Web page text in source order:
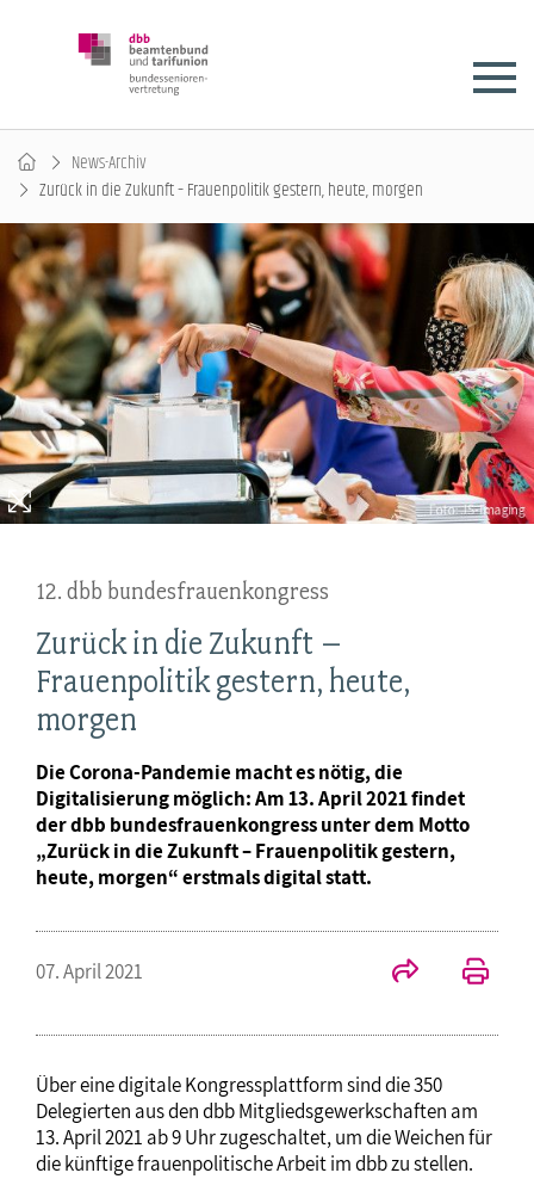
News-Archiv
Zurück in die Zukunft – Frauenpolitik gestern, heute, morgen
12. dbb bundesfrauenkongress
Zurück in die Zukunft –
Frauenpolitik gestern, heute,
morgen
Die Corona-Pandemie macht es nötig, die
Digitalisierung möglich: Am 13. April 2021 findet
der dbb bundesfrauenkongress unter dem Motto
„Zurück in die Zukunft – Frauenpolitik gestern,
heute, morgen“ erstmals digital statt.
07. April 2021
Über eine digitale Kongressplattform sind die 350
Delegierten aus den dbb Mitgliedsgewerkschaften am
13. April 2021 ab 9 Uhr zugeschaltet, um die Weichen für
die künftige frauenpolitische Arbeit im dbb zu stellen.